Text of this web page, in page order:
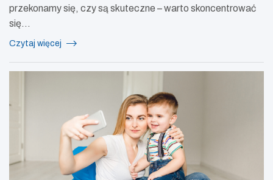
przekonamy się, czy są skuteczne – warto skoncentrować
się…
Czytaj więcej